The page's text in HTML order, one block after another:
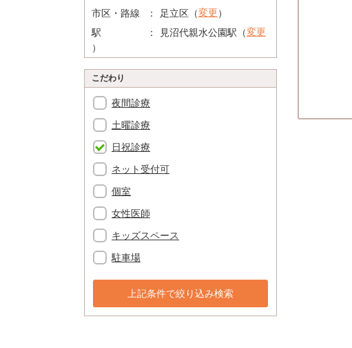
市区・路線
足立区（変更）
駅
見沼代親水公園駅（変更
）
こだわり
夜間診療
土曜診療
日祝診療
ネット受付可
個室
女性医師
キッズスペース
駐車場
上記条件で絞り込み検索